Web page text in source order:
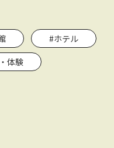
#ホテル
体験